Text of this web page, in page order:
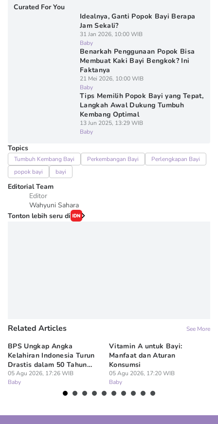
Curated For You
Idealnya, Ganti Popok Bayi Berapa
Jam Sekali?
31 Jan 2026, 10:00 WIB
Baby
Benarkah Penggunaan Popok Bisa
Membuat Kaki Bayi Bengkok? Ini
Faktanya
21 Mei 2026, 10:00 WIB
Baby
Tips Memilih Popok Bayi yang Tepat,
Langkah Awal Dukung Tumbuh
Kembang Optimal
13 Jun 2025, 13:29 WIB
Baby
Topics
Tumbuh Kembang Bayi Perkembangan Bayi
Perlengkapan Bayi
popok bayi
bayi
Editorial Team
Editor
Wahyuni Sahara
Tonton lebih seru di
Related Articles See More
BPS Ungkap Angka
Kelahiran Indonesia Turun
Drastis dalam 50 Tahun
Terakhir
05 Agu 2026, 17:26 WIB
Baby
Vitamin A untuk Bayi:
Manfaat dan Aturan
Konsumsi
05 Agu 2026, 17:20 WIB
Baby